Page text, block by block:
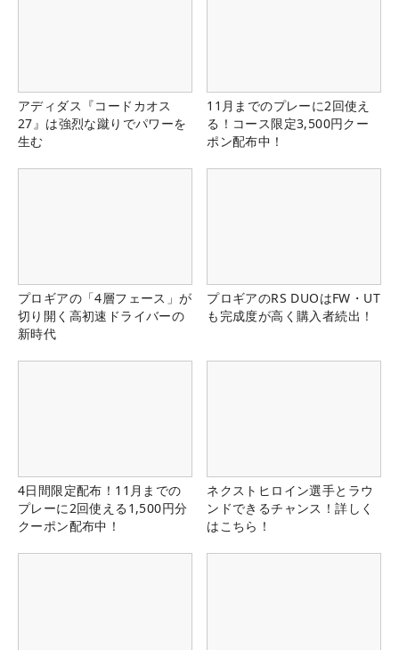
アディダス『コードカオス
27』は強烈な蹴りでパワーを
生む
11月までのプレーに2回使え
る！コース限定3,500円クー
ポン配布中！
プロギアの「4層フェース」が
切り開く高初速ドライバーの
新時代
プロギアのRS DUOはFW・UT
も完成度が高く購入者続出！
4日間限定配布！11月までの
プレーに2回使える1,500円分
クーポン配布中！
ネクストヒロイン選手とラウ
ンドできるチャンス！詳しく
はこちら！